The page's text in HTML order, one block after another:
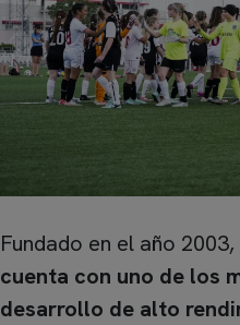
Fundado en el año
cuenta con uno de los
desarrollo de alto